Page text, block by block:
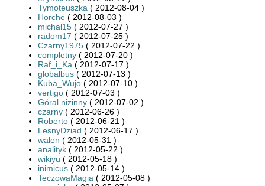
Tymoteuszka ( 2012-08-04 )
Horche ( 2012-08-03 )
michal15 ( 2012-07-27 )
radom17 ( 2012-07-25 )
Czarny1975 ( 2012-07-22 )
completny ( 2012-07-20 )
Raf_i_Ka ( 2012-07-17 )
globalbus ( 2012-07-13 )
Kuba_Wujo ( 2012-07-10 )
vertigo ( 2012-07-03 )
Góral nizinny ( 2012-07-02 )
czarny ( 2012-06-26 )
Roberto ( 2012-06-21 )
LesnyDziad ( 2012-06-17 )
walen ( 2012-05-31 )
analityk ( 2012-05-22 )
wikiyu ( 2012-05-18 )
inimicus ( 2012-05-14 )
TeczowaMagia ( 2012-05-08 )